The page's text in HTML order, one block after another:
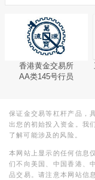
香港黄金交易所
AA类145号行员
保证金交易等杠杆产品，
出您的初始投入资金。我
了解可能涉及的风险。
本网站上显示的任何信息
们不向美国、中国香港、
品交易。请注意本网站信